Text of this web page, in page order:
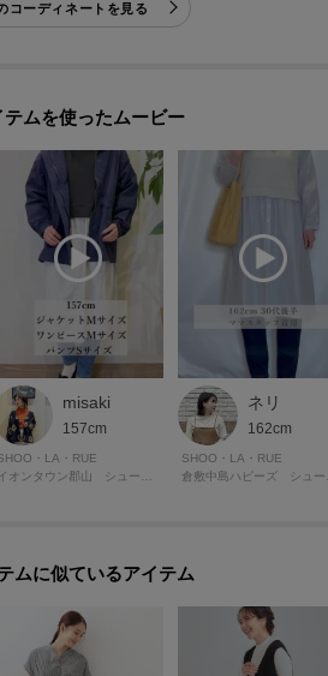
H88 着用サイズ：02（M）
コーディネートを見る
テムを使ったムービー
misaki
157cm
・LA・RUE
イオンタウン郡山 シューラルー
ネリ
162cm
SHOO・LA・RUE
倉
ムに似ているアイテム